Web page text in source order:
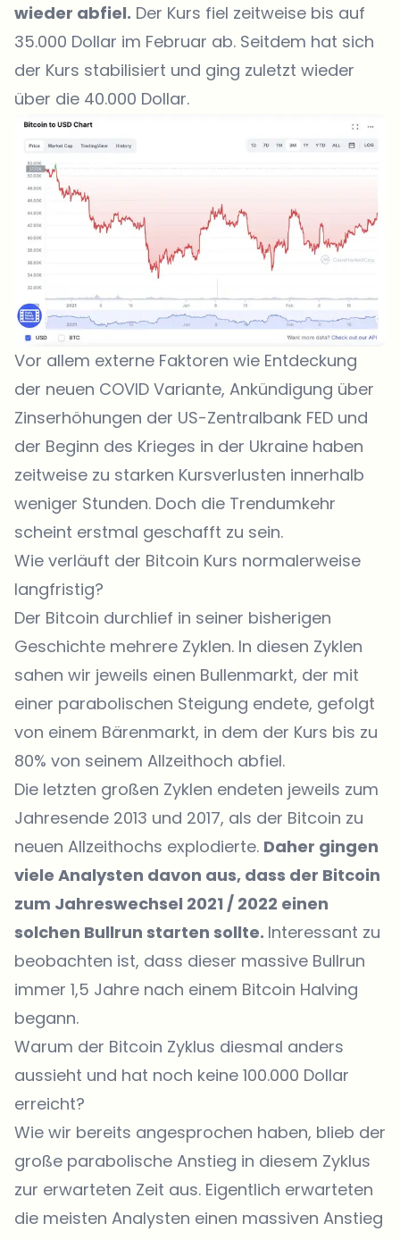
wieder abfiel. Der Kurs fiel zeitweise bis auf
35.000 Dollar im Februar ab. Seitdem hat sich
der Kurs stabilisiert und ging zuletzt wieder
über die 40.000 Dollar.
Vor allem externe Faktoren wie Entdeckung
der neuen COVID Variante, Ankündigung über
Zinserhöhungen der US-Zentralbank FED und
der Beginn des Krieges in der Ukraine haben
zeitweise zu starken Kursverlusten innerhalb
weniger Stunden. Doch die Trendumkehr
scheint erstmal geschafft zu sein.
Wie verläuft der Bitcoin Kurs normalerweise
langfristig?
Der Bitcoin durchlief in seiner bisherigen
Geschichte mehrere Zyklen. In diesen Zyklen
sahen wir jeweils einen Bullenmarkt, der mit
einer parabolischen Steigung endete, gefolgt
von einem Bärenmarkt, in dem der Kurs bis zu
80% von seinem Allzeithoch abfiel.
Die letzten großen Zyklen endeten jeweils zum
Jahresende 2013 und 2017, als der Bitcoin zu
neuen Allzeithochs explodierte. Daher gingen
viele Analysten davon aus, dass der Bitcoin
zum Jahreswechsel 2021 / 2022 einen
solchen Bullrun starten sollte. Interessant zu
beobachten ist, dass dieser massive Bullrun
immer 1,5 Jahre nach einem Bitcoin Halving
begann.
Warum der Bitcoin Zyklus diesmal anders
aussieht und hat noch keine 100.000 Dollar
erreicht?
Wie wir bereits angesprochen haben, blieb der
große parabolische Anstieg in diesem Zyklus
zur erwarteten Zeit aus. Eigentlich erwarteten
die meisten Analysten einen massiven Anstieg